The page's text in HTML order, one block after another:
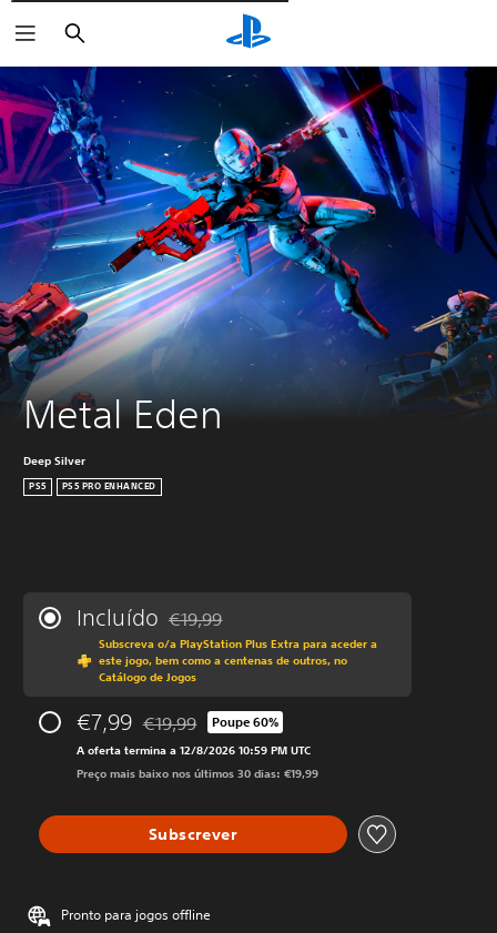
Pesquisar
Metal Eden
Deep Silver
PS5 PS5 PRO ENHANCED
Incluído Com desconto em relação ao preço original
€19,99
Subscreva o/a PlayStation Plus Extra para aceder a
este jogo, bem como a centenas de outros, no
Catálogo de Jogos
€7,99 Com desconto em relação ao preço original de
€19,99 Poupe 60%
A oferta termina a 12/8/2026 10:59 PM UTC
Preço mais baixo nos últimos 30 dias: €19,99
Subscrever
Pronto para jogos offline